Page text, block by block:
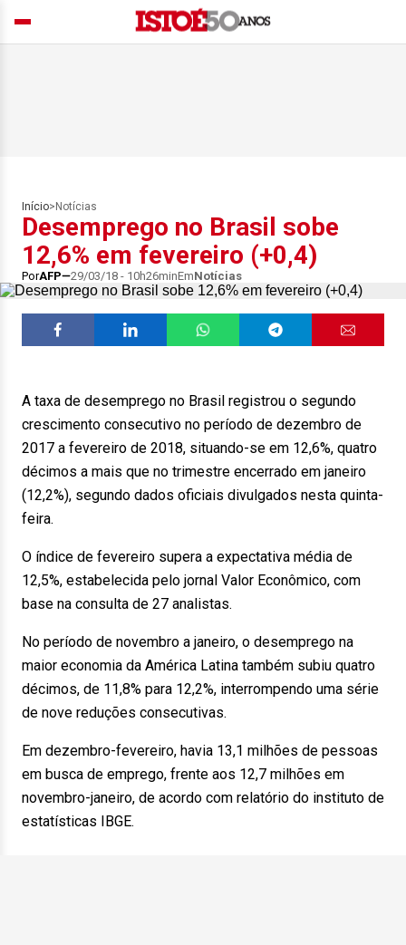
Início> Notícias
Desemprego no Brasil sobe
12,6% em fevereiro (+0,4)
PorAFP 29/03/18 - 10h26minEmNotícias
A taxa de desemprego no Brasil registrou o segundo
crescimento consecutivo no período de dezembro de
2017 a fevereiro de 2018, situando-se em 12,6%, quatro
décimos a mais que no trimestre encerrado em janeiro
(12,2%), segundo dados oficiais divulgados nesta quinta-
feira.
O índice de fevereiro supera a expectativa média de
12,5%, estabelecida pelo jornal Valor Econômico, com
base na consulta de 27 analistas.
No período de novembro a janeiro, o desemprego na
maior economia da América Latina também subiu quatro
décimos, de 11,8% para 12,2%, interrompendo uma série
de nove reduções consecutivas.
Em dezembro-fevereiro, havia 13,1 milhões de pessoas
em busca de emprego, frente aos 12,7 milhões em
novembro-janeiro, de acordo com relatório do instituto de
estatísticas IBGE.